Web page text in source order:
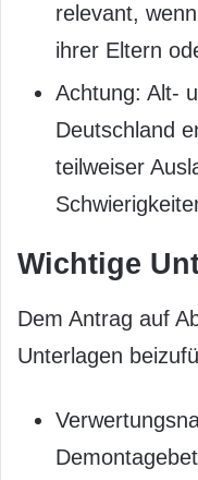
relevant,
ihrer Eltern
Achtung: Alt-
Deutschland
teilweiser
Wichtige
Dem Antrag auf
Unterlagen